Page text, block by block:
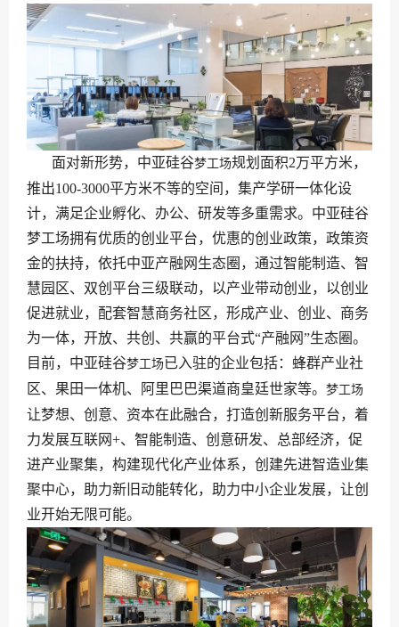
面对新形势，中亚硅谷梦工场规划面积2万平方米，
推出100-3000平方米不等的空间，集产学研一体化设
计，满足企业孵化、办公、研发等多重需求。中亚硅谷
梦工场拥有优质的创业平台，优惠的创业政策，政策资
金的扶持，依托中亚产融网生态圈，通过智能制造、智
慧园区、双创平台三级联动，以产业带动创业，以创业
促进就业，配套智慧商务社区，形成产业、创业、商务
为一体，开放、共创、共赢的平台式“产融网”生态圈。
目前，中亚硅谷梦工场已入驻的企业包括：蜂群产业社
区、果田一体机、阿里巴巴渠道商皇廷世家等。 梦工场
让梦想、创意、资本在此融合，打造创新服务平台，着
力发展互联网+、智能制造、创意研发、总部经济，促
进产业聚集，构建现代化产业体系，创建先进智造业集
聚中心，助力新旧动能转化，助力中小企业发展，让创
业开始无限可能。